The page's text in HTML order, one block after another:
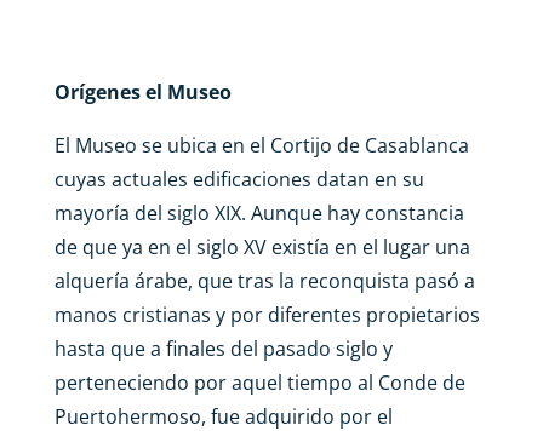
Orígenes el Museo
El Museo se ubica en el Cortijo de Casablanca
cuyas actuales edificaciones datan en su
mayoría del siglo XIX. Aunque hay constancia
de que ya en el siglo XV existía en el lugar una
alquería árabe, que tras la reconquista pasó a
manos cristianas y por diferentes propietarios
hasta que a finales del pasado siglo y
perteneciendo por aquel tiempo al Conde de
Puertohermoso, fue adquirido por el